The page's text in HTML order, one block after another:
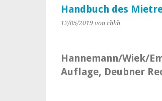
Handbuch des
12/05/2019 von rhhh
Hannemann/Wiek/
Auflage, Deubner